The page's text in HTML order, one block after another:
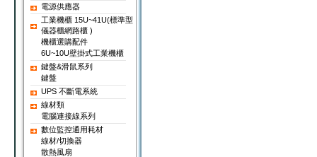
電源供應器
工業機櫃 15U~41U(標準型
儀器櫃網路櫃 )
機櫃選購配件
6U~10U壁掛式工業機櫃
鍵盤&滑鼠系列
鍵盤
UPS 不斷電系統
線材類
電腦連接線系列
數位監控通用耗材
線材/切換器
散熱風扇